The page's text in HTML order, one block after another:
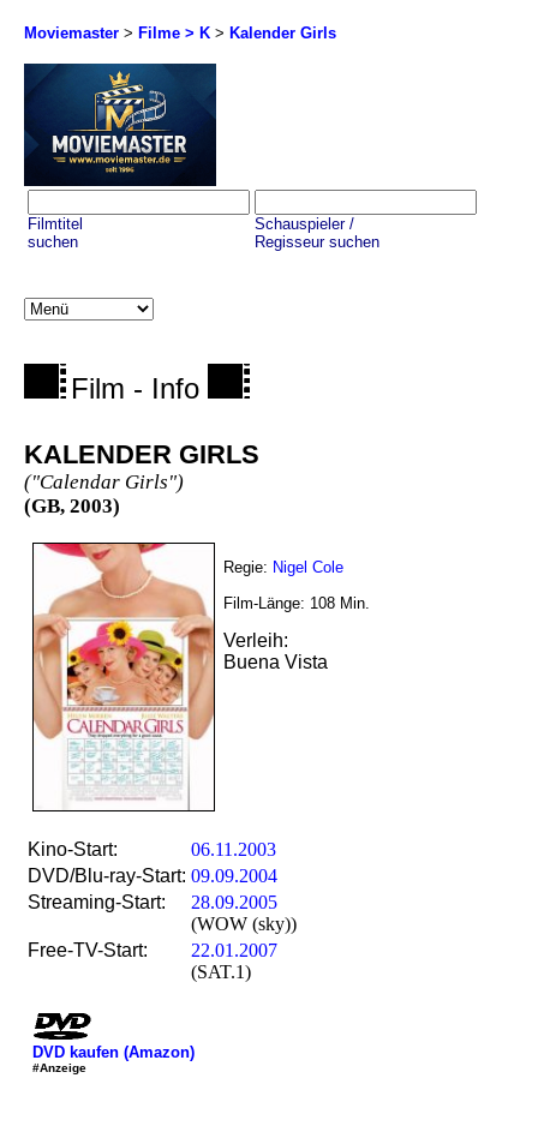
Moviemaster > Filme > K > Kalender Girls
Filmtitel
suchen
Schauspieler /
Regisseur suchen
Film - Info
KALENDER GIRLS
("Calendar Girls")
(GB, 2003)
Regie: Nigel Cole
Film-Länge: 108 Min.
Verleih:
Buena Vista
Kino-Start:
06.11.2003
DVD/Blu-ray-Start: 09.09.2004
Streaming-Start:
28.09.2005
(WOW (sky))
Free-TV-Start:
22.01.2007
(SAT.1)
DVD kaufen (Amazon)
#Anzeige